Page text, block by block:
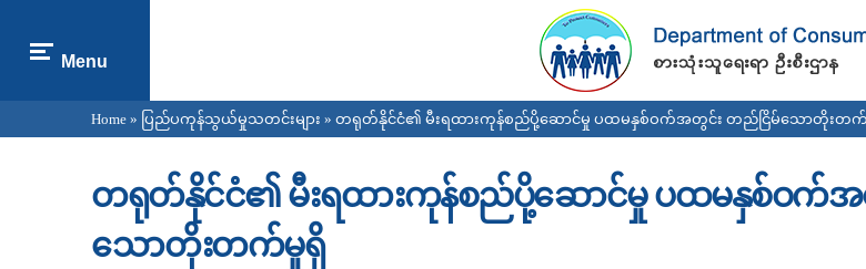
main
content
Menu
You are here
Home » ပြည်ပကုန်သွယ်မှုသတင်းများ » တရုတ်နိုင်ငံ၏ မီးရထားကုန်စည်ပို့ဆောင်မှု ပထမနှစ်ဝက်အတွင်း တည်ငြိမ်သောတိုးတ
တရုတ်နိုင်ငံ၏ မီးရထားကုန်စည်ပို့ဆောင်မှု ပထမနှစ်ဝက်အ
သောတိုးတက်မှုရှိ